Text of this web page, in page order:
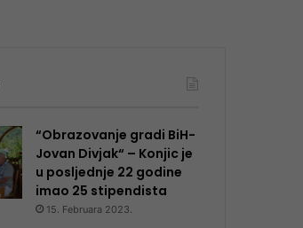
“Obrazovanje gradi BiH-
Jovan Divjak“ – Konjic je
u posljednje 22 godine
imao 25 ​​stipendista
15. Februara 2023.